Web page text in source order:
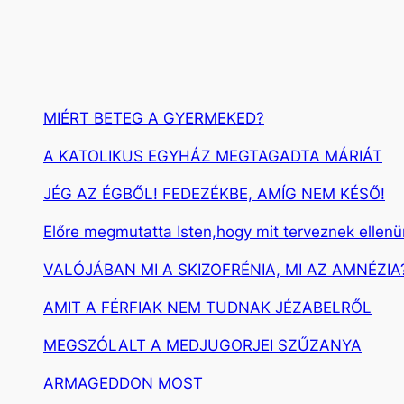
MIÉRT BETEG A GYERMEKED?
A KATOLIKUS EGYHÁZ MEGTAGADTA MÁRIÁT
JÉG AZ ÉGBŐL! FEDEZÉKBE, AMÍG NEM KÉSŐ!
Előre megmutatta Isten,hogy mit terveznek
VALÓJÁBAN MI A SKIZOFRÉNIA, MI AZ
AMIT A FÉRFIAK NEM TUDNAK JÉZABELRŐL
MEGSZÓLALT A MEDJUGORJEI SZŰZANYA
ARMAGEDDON MOST